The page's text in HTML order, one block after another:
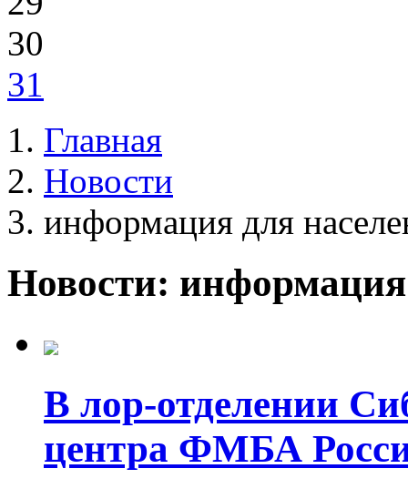
30
31
Главная
Новости
информация для
Новости:
В лор-отделении
центра ФМБА